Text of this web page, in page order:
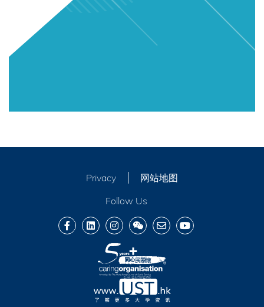
Privacy
网站地图
Follow Us